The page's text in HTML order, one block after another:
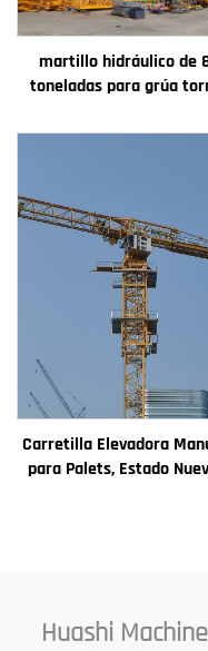
martillo hidráulico de
toneladas para grúa
competitivo
Carretilla Elevadora
para Palets, Estado
Nominal
Huashi